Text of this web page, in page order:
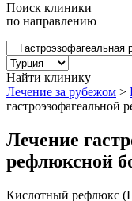
Поиск клиники
по направлению
Найти клинику
Лечение за рубежом >
Лечение
рефлюксной
Кислотный рефлюкс